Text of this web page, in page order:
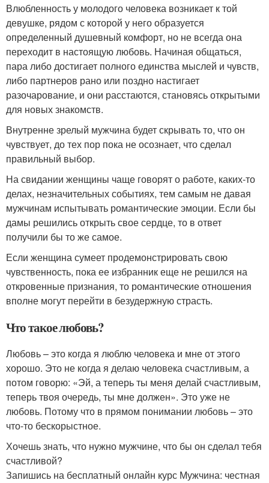
Влюбленность у молодого человека возникает к той
девушке, рядом с которой у него образуется
определенный душевный комфорт, но не всегда она
переходит в настоящую любовь. Начиная общаться,
пара либо достигает полного единства мыслей и чувств,
либо партнеров рано или поздно настигает
разочарование, и они расстаются, становясь открытыми
для новых знакомств.
Внутренне зрелый мужчина будет скрывать то, что он
чувствует, до тех пор пока не осознает, что сделал
правильный выбор.
На свидании женщины чаще говорят о работе, каких-то
делах, незначительных событиях, тем самым не давая
мужчинам испытывать романтические эмоции. Если бы
дамы решились открыть свое сердце, то в ответ
получили бы то же самое.
Если женщина сумеет продемонстрировать свою
чувственность, пока ее избранник еще не решился на
откровенные признания, то романтические отношения
вполне могут перейти в безудержную страсть.
Что такое любовь?
Любовь – это когда я люблю человека и мне от этого
хорошо. Это не когда я делаю человека счастливым, а
потом говорю: «Эй, а теперь ты меня делай счастливым,
теперь твоя очередь, ты мне должен». Это уже не
любовь. Потому что в прямом понимании любовь – это
что-то бескорыстное.
Хочешь знать, что нужно мужчине, что бы он сделал тебя
счастливой?
Запишись на бесплатный онлайн курс Мужчина: честная